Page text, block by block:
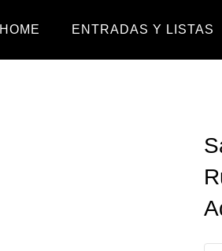
HOME ENTRADAS Y LISTAS